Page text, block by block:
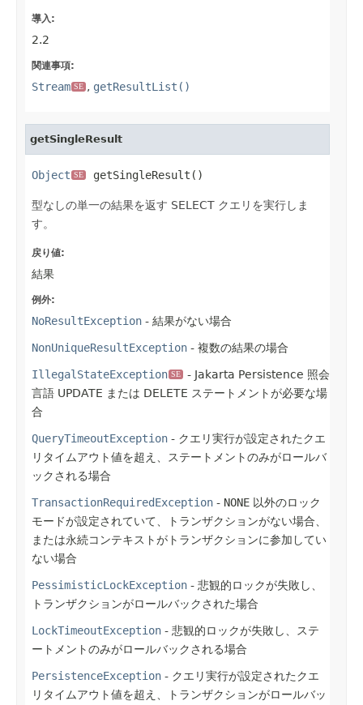
導入:
2.2
関連事項:
Stream SE , getResultList()
getSingleResult
Object SE getSingleResult()
型なしの単一の結果を返す SELECT クエリを実行しま
す。
戻り値:
結果
例外:
NoResultException - 結果がない場合
NonUniqueResultException - 複数の結果の場合
IllegalStateException SE
- Jakarta Persistence 照会
言語 UPDATE または DELETE ステートメントが必要な場
合
QueryTimeoutException - クエリ実行が設定されたクエ
リタイムアウト値を超え、ステートメントのみがロールバ
ックされる場合
TransactionRequiredException - NONE 以外のロック
モードが設定されていて、トランザクションがない場合、
または永続コンテキストがトランザクションに参加してい
ない場合
PessimisticLockException - 悲観的ロックが失敗し、
トランザクションがロールバックされた場合
LockTimeoutException - 悲観的ロックが失敗し、ステ
ートメントのみがロールバックされる場合
PersistenceException - クエリ実行が設定されたクエ
リタイムアウト値を超え、トランザクションがロールバッ